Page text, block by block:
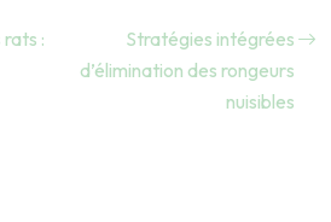
:
Stratégies intégrées
d’élimination des rongeurs
nuisibles